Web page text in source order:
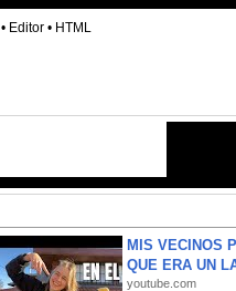
• Editor • HTML
MIS VECINOS
QUE ERA UN
youtube.com